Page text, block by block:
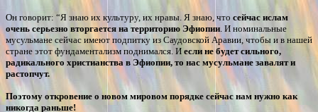
Он говорит: “Я знаю их культуру, их нравы. Я знаю, что сейчас ислам
очень серьезно вторгается на территорию Эфиопии . И номинальные
мусульмане сейчас имеют подпитку из Саудовской Аравии, чтобы и в нашей
стране этот фундаментализм поднимался. И если не будет сильного,
радикального христианства в Эфиопии, то нас мусульмане завалят и
растопчут.
Поэтому откровение о новом мировом порядке сейчас нам нужно как
никогда раньше!